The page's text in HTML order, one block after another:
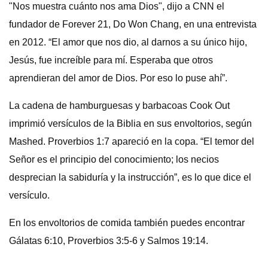
"Nos muestra cuánto nos ama Dios", dijo a CNN el
fundador de Forever 21, Do Won Chang, en una entrevista
en 2012. “El amor que nos dio, al darnos a su único hijo,
Jesús, fue increíble para mí. Esperaba que otros
aprendieran del amor de Dios. Por eso lo puse ahí”.
La cadena de hamburguesas y barbacoas Cook Out
imprimió versículos de la Biblia en sus envoltorios, según
Mashed. Proverbios 1:7 apareció en la copa. “El temor del
Señor es el principio del conocimiento; los necios
desprecian la sabiduría y la instrucción”, es lo que dice el
versículo.
En los envoltorios de comida también puedes encontrar
Gálatas 6:10, Proverbios 3:5-6 y Salmos 19:14.